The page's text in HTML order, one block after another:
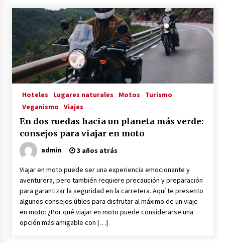
Hoteles Lugares naturales Motos
Turismo
Veganismo
Viajes
En dos ruedas hacia un planeta más verde:
consejos para viajar en moto
admin 3 años atrás
Viajar en moto puede ser una experiencia emocionante y
aventurera, pero también requiere precaución y preparación
para garantizar la seguridad en la carretera. Aquí te presento
algunos consejos útiles para disfrutar al máximo de un viaje
en moto: ¿Por qué viajar en moto puede considerarse una
opción más amigable con […]